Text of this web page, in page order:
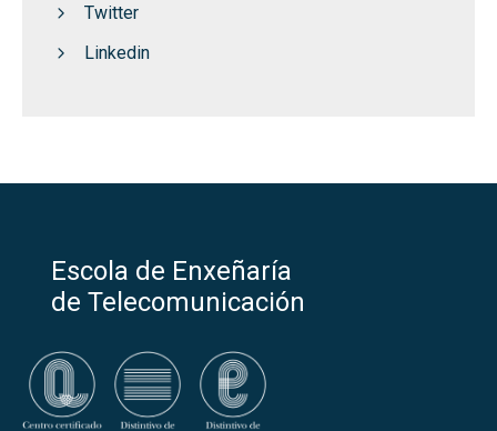
Twitter
Linkedin
Escola de Enxeñaría
de Telecomunicación